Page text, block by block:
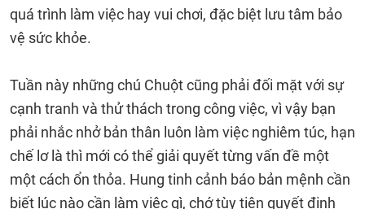
quá trình làm việc hay vui chơi, đặc biệt lưu tâm bảo
vệ sức khỏe.
Tuần này những chú Chuột cũng phải đối mặt với sự
cạnh tranh và thử thách trong công việc, vì vậy bạn
phải nhắc nhở bản thân luôn làm việc nghiêm túc, hạn
chế lơ là thì mới có thể giải quyết từng vấn đề một
một cách ổn thỏa. Hung tinh cảnh báo bản mệnh cần
biết lúc nào cần làm việc gì, chớ tùy tiện quyết định